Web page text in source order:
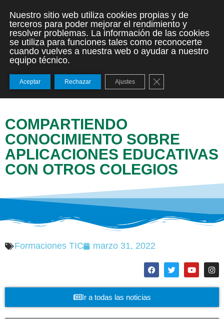
COMPARTIENDO
CONOCIMIENTO SOBRE
APLICACIONES EDUCATIVAS
CON OTROS COLEGIOS
Formaciones TIC marzo 31, 2022
Ir a todas las noticias
Nuestro sitio web utiliza cookies propias y de
terceros para poder mejorar el rendimiento y
resolver problemas. La información de las cookies
se utiliza para funciones tales como reconocerte
cuando vuelves a nuestra web o ayudar a nuestro
equipo técnico.
Aceptar Rechazar Ajustes Cerrar el banner de